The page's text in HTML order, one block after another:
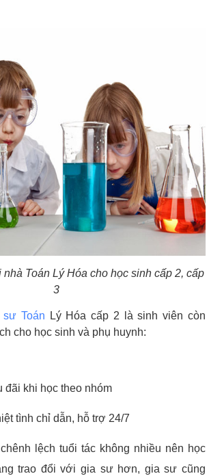
nhà Toán Lý Hóa cho học sinh cấp 2, cấp
3
sư Toán Lý Hóa cấp 2 là sinh viên còn
cho học sinh và phụ huynh:
đãi khi học theo nhóm
tình chỉ dẫn, hỗ trợ 24/7
lệch tuổi tác không nhiều nên học
trao đổi với gia sư hơn, gia sư cũng